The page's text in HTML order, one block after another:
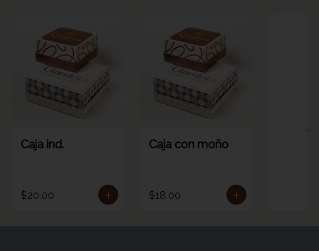
Caja ind.
$20.00
Caja con moño
$18.00